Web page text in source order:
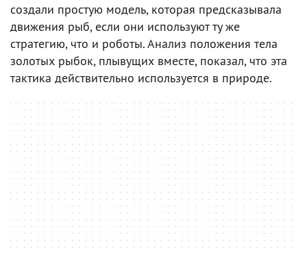
создали простую модель, которая предсказывала
движения рыб, если они используют ту же
стратегию, что и роботы. Анализ положения тела
золотых рыбок, плывущих вместе, показал, что эта
тактика действительно используется в природе.